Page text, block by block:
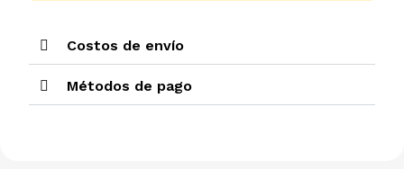
Costos de envío
Métodos de pago